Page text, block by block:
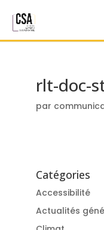
rlt-doc-
par
Catégories
Accessibilité
Actualités